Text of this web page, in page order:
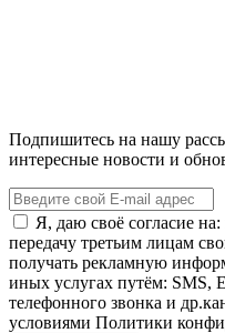
Подпишитесь на нашу
интересные новости и
Я, даю своё согласие
передачу третьим лицам
получать рекламную
иных услугах путём: SMS,
телефонного звонка и
условиями Политики